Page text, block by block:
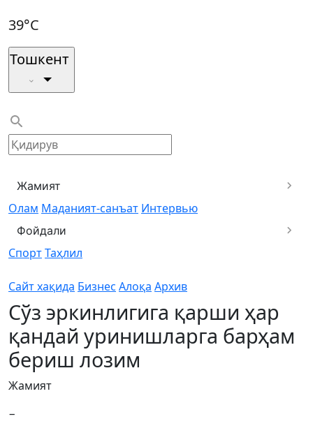
39°C
Тошкент
Жамият
Олам Маданият-санъат Интервью
Фойдали
СпортТаҳлил
Сайт хақида Бизнес Алоқа Архив
Сўз эркинлигига қарши ҳар
қандай уринишларга барҳам
бериш лозим
Жамият
−